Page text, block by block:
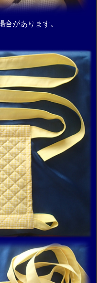
合があります。